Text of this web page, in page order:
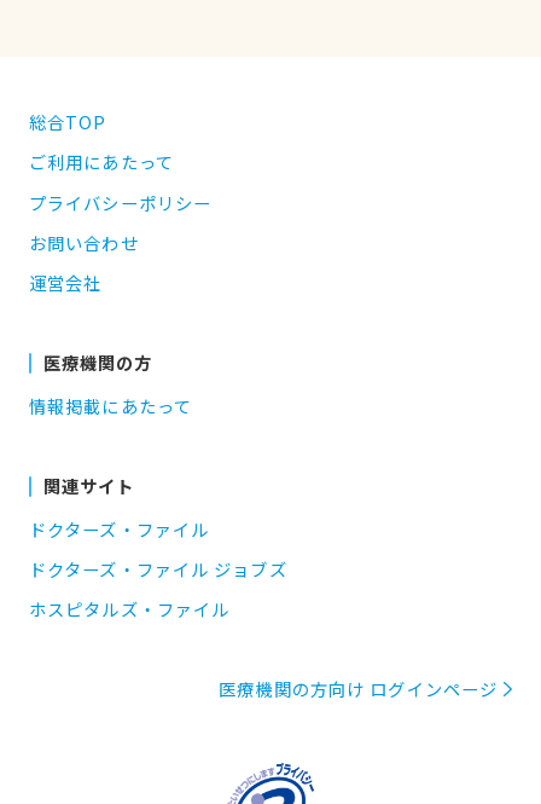
総合TOP
ご利用にあたって
プライバシーポリシー
お問い合わせ
運営会社
医療機関の方
情報掲載にあたって
関連サイト
ドクターズ・ファイル
ドクターズ・ファイル ジョブズ
ホスピタルズ・ファイル
医療機関の方向け ログインページ